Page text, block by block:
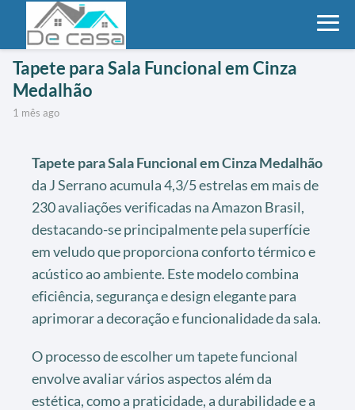
Tapete para Sala Funcional em Cinza
Medalhão
1 mês ago
Tapete para Sala Funcional em Cinza Medalhão
da J Serrano acumula 4,3/5 estrelas em mais de
230 avaliações verificadas na Amazon Brasil,
destacando-se principalmente pela superfície
em veludo que proporciona conforto térmico e
acústico ao ambiente. Este modelo combina
eficiência, segurança e design elegante para
aprimorar a decoração e funcionalidade da sala.
O processo de escolher um tapete funcional
envolve avaliar vários aspectos além da
estética, como a praticidade, a durabilidade e a